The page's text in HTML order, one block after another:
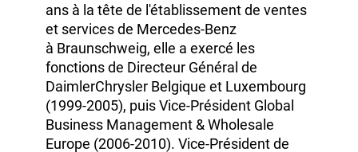
notamment celle de Directeur des
Relations Publiques et de la
Communication. Après avoir passé deux
ans à la tête de l'établissement de ventes
et services de Mercedes‑Benz
à Braunschweig,elle a exercé les
fonctions deDirecteur Généralde
DaimlerChryslerBelgique et Luxembourg